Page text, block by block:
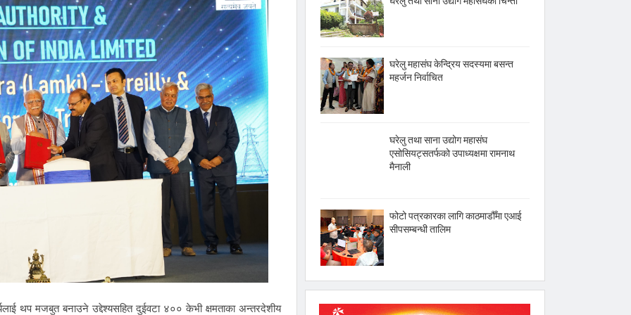
बनाउन
तथा
बनाउन
थप मजबुत बनाउने उद्देश्यसहित दुईवटा ४०० केभी क्षमताका अन्तरदेशीय
घरेलु महासंघ केन्द्रिय सदस्यमा बसन्त
महर्जन निर्वाचित
घरेलु तथा साना उद्योग महासंघ
एसोसियट्सतर्फको उपाध्यक्षमा रामनाथ
मैनाली
फोटो पत्रकारका लागि काठमाडौँमा एआई
सीपसम्बन्धी तालिम